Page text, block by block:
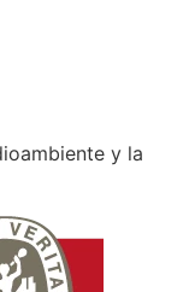
y la